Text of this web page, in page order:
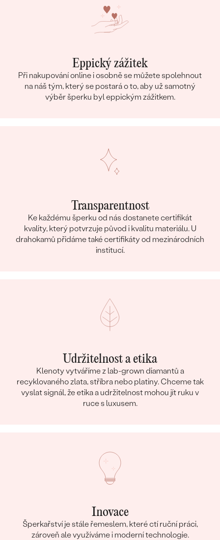
Eppický zážitek
Při nakupování online i osobně se můžete spolehnout
na náš tým, který se postará o to, aby už samotný
výběr šperku byl eppickým zážitkem.
Transparentnost
Ke každému šperku od nás dostanete certifikát
kvality, který potvrzuje původ i kvalitu materiálu. U
drahokamů přidáme také certifikáty od mezinárodních
institucí.
Udržitelnost a etika
Klenoty vytváříme z lab-grown diamantů a
recyklovaného zlata, stříbra nebo platiny. Chceme tak
vyslat signál, že etika a udržitelnost mohou jít ruku v
ruce s luxusem.
Inovace
Šperkařství je stále řemeslem, které ctí ruční práci,
zároveň ale využíváme i moderní technologie.